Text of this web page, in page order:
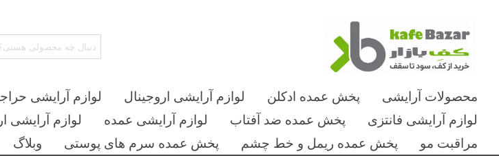
محصولات آرایشی پخش عمده ادکلن لوازم آرایشی اروجینال لوازم آرایشی حراجی (زیر 99
لوازم آرایشی فانتزی
پخش عمده ضد آفتاب لوازم آرایشی عمده لوازم آرایشی
مراقبت مو
پخش عمده ریمل و خط چشم پخش عمده سرم های پوستی وبلاگ